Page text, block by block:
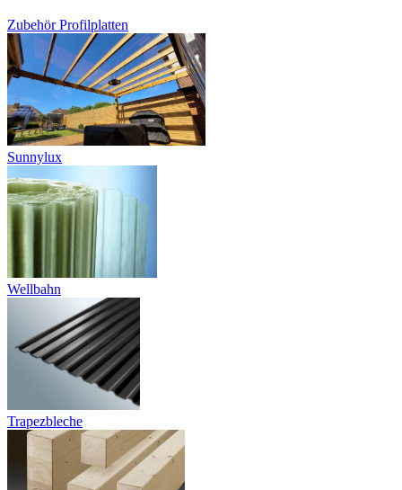
Zubehör Profilplatten
Sunnylux
Wellbahn
Trapezbleche